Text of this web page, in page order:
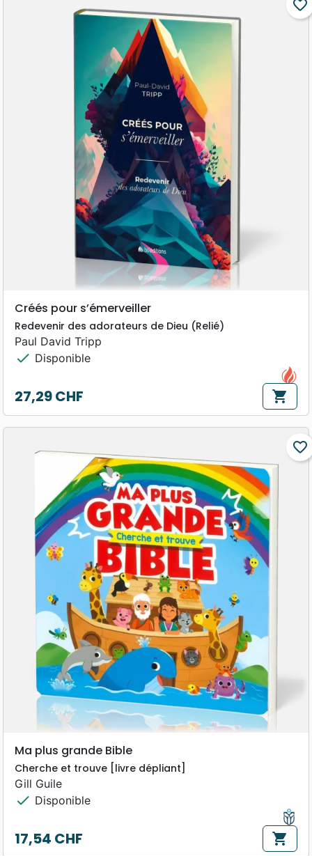
favorite_border
Créés pour s’émerveiller
Redevenir des adorateurs de Dieu (Relié)
Paul David Tripp
check Disponible
Prix
27,29 CHF shopping_cart
favorite_border
Ma plus grande Bible
Cherche et trouve [livre dépliant]
Gill Guile
check Disponible
Prix
17,54 CHF shopping_cart